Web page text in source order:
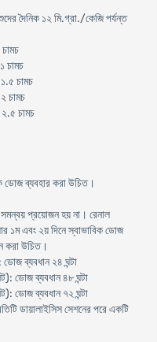
দৈনিক ১২ মি.গ্রা./কেজি পর্যন্ত
চামচ
চামচ
চামচ
২.৫ চামচ
ডোজ ব্যবহার করা উচিত।
প্রয়োজন হয় না। রেনাল
১ম এবং ২য় দিনে স্বাভাবিক ডোজ
করা উচিত।
ডোজ ব্যবধান ২৪ ঘন্টা
ডোজ ব্যবধান ৪৮ ঘন্টা
ডোজ ব্যবধান ৭২ ঘন্টা
ডায়ালাইসিস সেশনের পরে একটি